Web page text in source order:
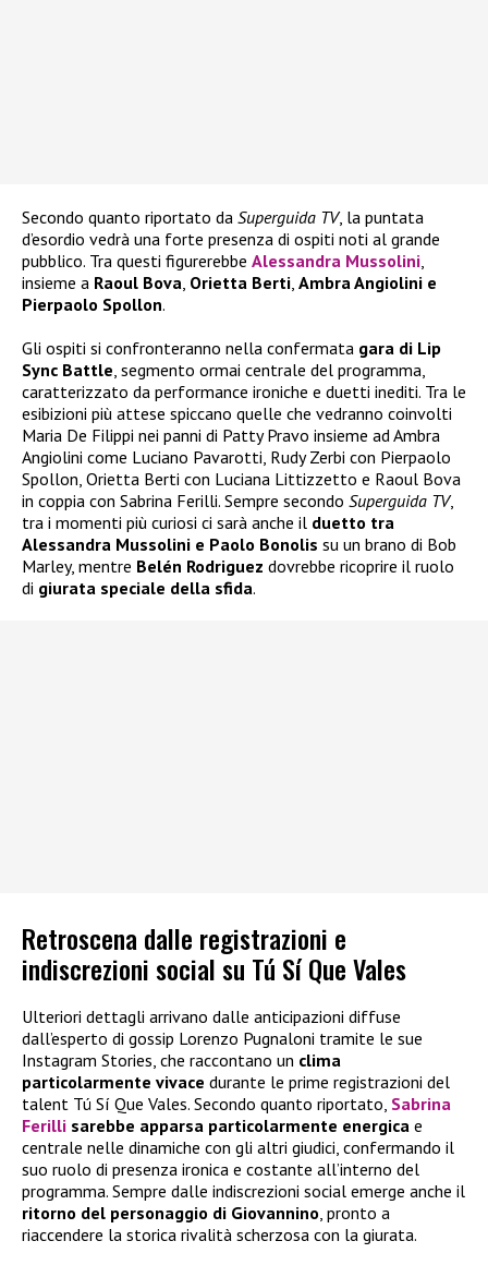
Secondo quanto riportato da Superguida TV, la puntata
d’esordio vedrà una forte presenza di ospiti noti al grande
pubblico. Tra questi figurerebbe Alessandra Mussolini,
insieme a Raoul Bova, Orietta Berti, Ambra Angiolini e
Pierpaolo Spollon.
Gli ospiti si confronteranno nella confermata gara di Lip
Sync Battle, segmento ormai centrale del programma,
caratterizzato da performance ironiche e duetti inediti. Tra le
esibizioni più attese spiccano quelle che vedranno coinvolti
Maria De Filippi nei panni di Patty Pravo insieme ad Ambra
Angiolini come Luciano Pavarotti, Rudy Zerbi con Pierpaolo
Spollon, Orietta Berti con Luciana Littizzetto e Raoul Bova
in coppia con Sabrina Ferilli. Sempre secondo Superguida TV,
tra i momenti più curiosi ci sarà anche il duetto tra
Alessandra Mussolini e Paolo Bonolis su un brano di Bob
Marley, mentre Belén Rodriguez dovrebbe ricoprire il ruolo
di giurata speciale della sfida.
Retroscena dalle registrazioni e
indiscrezioni social su Tú Sí Que Vales
Ulteriori dettagli arrivano dalle anticipazioni diffuse
dall’esperto di gossip Lorenzo Pugnaloni tramite le sue
Instagram Stories, che raccontano un clima
particolarmente vivace durante le prime registrazioni del
talent Tú Sí Que Vales. Secondo quanto riportato, Sabrina
Ferilli sarebbe apparsa particolarmente energica e
centrale nelle dinamiche con gli altri giudici, confermando il
suo ruolo di presenza ironica e costante all’interno del
programma. Sempre dalle indiscrezioni social emerge anche il
ritorno del personaggio di Giovannino , pronto a
riaccendere la storica rivalità scherzosa con la giurata.